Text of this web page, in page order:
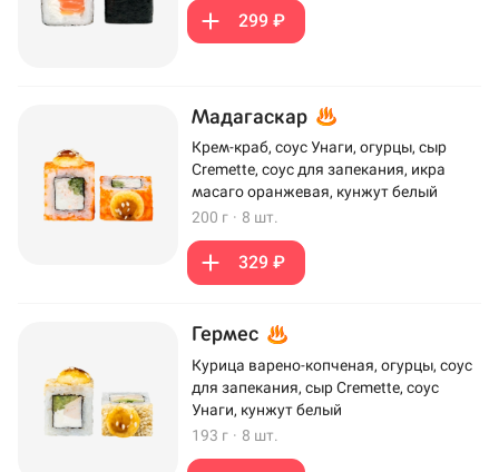
299 ₽
Мадагаскар
Крем-краб, соус Унаги, огурцы, сыр
Cremette, соус для запекания, икра
масаго оранжевая, кунжут белый
200 г · 8 шт.
329 ₽
Гермес
Курица варено-копченая, огурцы, соус
для запекания, сыр Cremette, соус
Унаги, кунжут белый
193 г · 8 шт.